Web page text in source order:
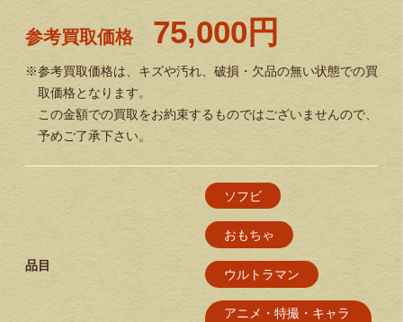
参考買取価格 75,000円
※参考買取価格は、キズや汚れ、破損・欠品の無い状態での買
取価格となります。
この金額での買取をお約束するものではございませんので、
予めご了承下さい。
品目
ソフビ
おもちゃ
ウルトラマン
アニメ・特撮・キャラ